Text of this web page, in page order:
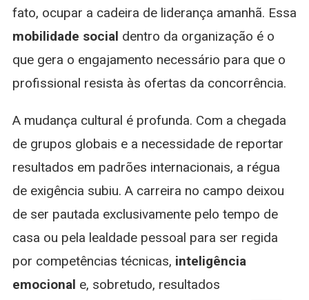
fato, ocupar a cadeira de liderança amanhã. Essa
mobilidade social dentro da organização é o
que gera o engajamento necessário para que o
profissional resista às ofertas da concorrência.
A mudança cultural é profunda. Com a chegada
de grupos globais e a necessidade de reportar
resultados em padrões internacionais, a régua
de exigência subiu. A carreira no campo deixou
de ser pautada exclusivamente pelo tempo de
casa ou pela lealdade pessoal para ser regida
por competências técnicas, inteligência
emocional e, sobretudo, resultados